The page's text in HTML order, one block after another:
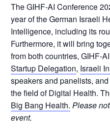
The GIHF-AI Conference
year of the German Israeli
Intelligence, including its
Furthermore, it will bring
from both countries, GIHF-
Startup Delegation, Israeli
speakers and panelists,
the field of Digital Health.
Big Bang Health. Please
event.